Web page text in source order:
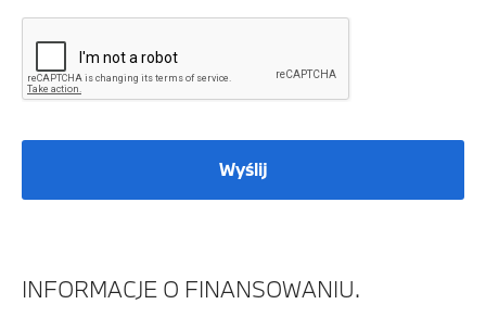
Wyślij
INFORMACJE O FINANSOWANIU.